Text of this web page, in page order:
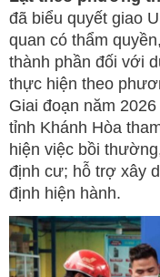
đã biểu quyết giao
quan có thẩm
thành phần đối với
thực hiện theo
Giai đoạn năm
tỉnh Khánh Hòa
hiện việc bồi
định cư; hỗ trợ xây
định hiện hành.